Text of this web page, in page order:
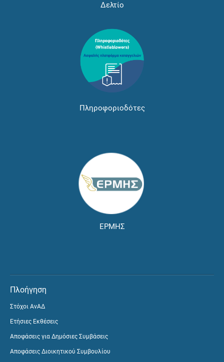
Δελτίο
Πληροφοριοδότες
ΕΡΜΗΣ
Πλοήγηση
Στόχοι ΑνΑΔ
Ετήσιες Εκθέσεις
Αποφάσεις για Δημόσιες Συμβάσεις
Αποφάσεις Διοικητικού Συμβουλίου